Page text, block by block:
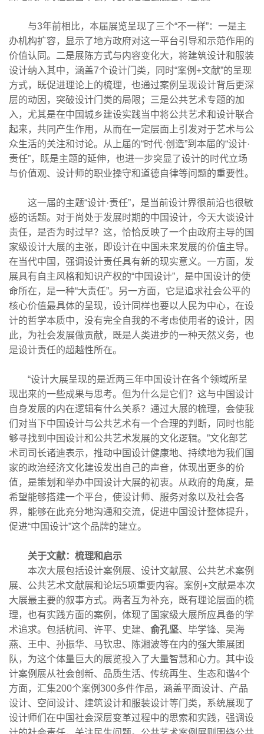
与3年前相比，本届展览呈现了三个“不一样”：一是主
办机构扩容，显示了地方政府对这一平台引导和示范作用的
价值认同。二是展陈方式与内容变化大，将建筑设计和服装
设计纳入其中，涵盖7个设计门类，同时“案例+文献”的呈现
方式，既促进理论上的梳理，也通过案例呈现设计背后更深
层的动因，突破设计门类的局限；三是公共艺术专题的加
入，尤其是在中国城乡建设实践当中将公共艺术和设计联合
起来，共同产生作用，从而在一定层面上引发对于艺术与公
众生活的关注和讨论。从上届的“时代·创造”到本届的“设计·
责任”，既是主题的延伸，也进一步突显了设计的时代立场
与价值观、设计师的职业操守和道德自律等问题的重要性。
这一届的主题“设计·责任”，是当前设计界很前沿也很敏
感的话题。对于尚处于发展时期的中国设计，今天大谈设计
责任，是否为时过早？这，恰恰反映了一个由政府主导的国
家级设计大展的主张，即设计在中国未来发展的价值主导。
在当代中国，强调设计责任具有新的现实意义。一方面，发
展具有自主风格和知识产权的“中国设计”，是中国设计的使
命所在，是一种“大责任”。另一方面，它是追求社会公平的
核心价值最具体的呈现，设计同样也要以人民为中心，在设
计的哲学本质中，没有完全自我的不考虑使用者的设计，因
此，为社会发展做贡献，既是人类进步的一种天然义务，也
是设计责任的超越性所在。
“设计大展呈现的是近两三年中国设计在各个领域所呈
现出来的一些成果与思考。但为什么是它们？这与中国设计
自身发展的内在逻辑有什么关系？通过大展的梳理，会使我
们对当下中国设计与公共艺术有一个合理的判断，同时也能
够寻找到中国设计和公共艺术发展的文化逻辑。”文化部艺
术司司长诸迪表示，推动中国设计健康地、持续地为我们国
家的政治经济文化建设发出自己的声音，体现出更多的价
值，是策划和举办中国设计大展的初衷。从政府的角度，是
希望能够搭建一个平台，使设计师、服务对象以及社会各
界，能够在此充分地沟通和交流，促进中国设计整体提升，
促进“中国设计”这个品牌的建立。
关于文献：梳理和启示
本次大展包括设计案例展、设计文献展、公共艺术案例
展、公共艺术文献展和论坛5项重要内容。案例+文献是本次
大展最主要的叙事方式。两者互为补充，既有理论层面的梳
理，也有实践方面的案例，体现了国家级大展所应具备的学
术追求。包括杭间、许平、史建、 俞孔坚、毕学锋、吴海
燕、王中、孙振华、马钦忠、陈湘波等在内的强大策展团
队，为这个体量巨大的展览投入了大量智慧和心力。其中设
计案例展从社会创新、品质生活、传统再生、生态和谐4个
方面，汇集200个案例300多件作品，涵盖平面设计、产品
设计、空间设计、建筑设计和服装设计等门类，系统展现了
设计师们在中国社会深层变革过程中的思索和实践，强调设